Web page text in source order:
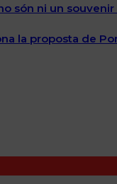
són ni un
la proposta de